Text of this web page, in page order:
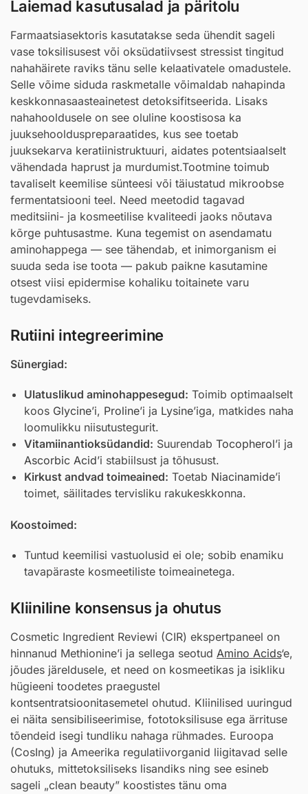
Laiemad kasutusalad ja päritolu
Farmaatsiasektoris kasutatakse seda ühendit sageli
vase toksilisusest või oksüdatiivsest stressist tingitud
nahahäirete raviks tänu selle kelaativatele omadustele.
Selle võime siduda raskmetalle võimaldab nahapinda
keskkonnasaasteainetest detoksifitseerida. Lisaks
nahahooldusele on see oluline koostisosa ka
juuksehoolduspreparaatides, kus see toetab
juuksekarva keratiinistruktuuri, aidates potentsiaalselt
vähendada haprust ja murdumist.Tootmine toimub
tavaliselt keemilise sünteesi või täiustatud mikroobse
fermentatsiooni teel. Need meetodid tagavad
meditsiini- ja kosmeetilise kvaliteedi jaoks nõutava
kõrge puhtusastme. Kuna tegemist on asendamatu
aminohappega — see tähendab, et inimorganism ei
suuda seda ise toota — pakub paikne kasutamine
otsest viisi epidermise kohaliku toitainete varu
tugevdamiseks.
Rutiini integreerimine
Sünergiad:
Ulatuslikud aminohappesegud: Toimib optimaalselt
koos Glycine’i, Proline’i ja Lysine’iga, matkides naha
loomulikku niisutustegurit.
Vitamiinantioksüdandid: Suurendab Tocopherol’i ja
Ascorbic Acid’i stabiilsust ja tõhusust.
Kirkust andvad toimeained: Toetab Niacinamide’i
toimet, säilitades tervisliku rakukeskkonna.
Koostoimed:
Tuntud keemilisi vastuolusid ei ole; sobib enamiku
tavapäraste kosmeetiliste toimeainetega.
Kliiniline konsensus ja ohutus
Cosmetic Ingredient Reviewi (CIR) ekspertpaneel on
hinnanud Methionine’i ja sellega seotud Amino Acids‘e,
jõudes järeldusele, et need on kosmeetikas ja isikliku
hügieeni toodetes praegustel
kontsentratsioonitasemetel ohutud. Kliinilised uuringud
ei näita sensibiliseerimise, fototoksilisuse ega ärrituse
tõendeid isegi tundliku nahaga rühmades. Euroopa
(CosIng) ja Ameerika regulatiivorganid liigitavad selle
ohutuks, mittetoksiliseks lisandiks ning see esineb
sageli „clean beauty” koostistes tänu oma